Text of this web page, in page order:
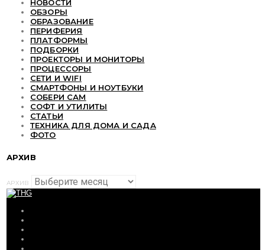
НОВОСТИ
ОБЗОРЫ
ОБРАЗОВАНИЕ
ПЕРИФЕРИЯ
ПЛАТФОРМЫ
ПОДБОРКИ
ПРОЕКТОРЫ И МОНИТОРЫ
ПРОЦЕССОРЫ
СЕТИ И WIFI
СМАРТФОНЫ И НОУТБУКИ
СОБЕРИ САМ
СОФТ И УТИЛИТЫ
СТАТЬИ
ТЕХНИКА ДЛЯ ДОМА И САДА
ФОТО
АРХИВ
АРХИВ